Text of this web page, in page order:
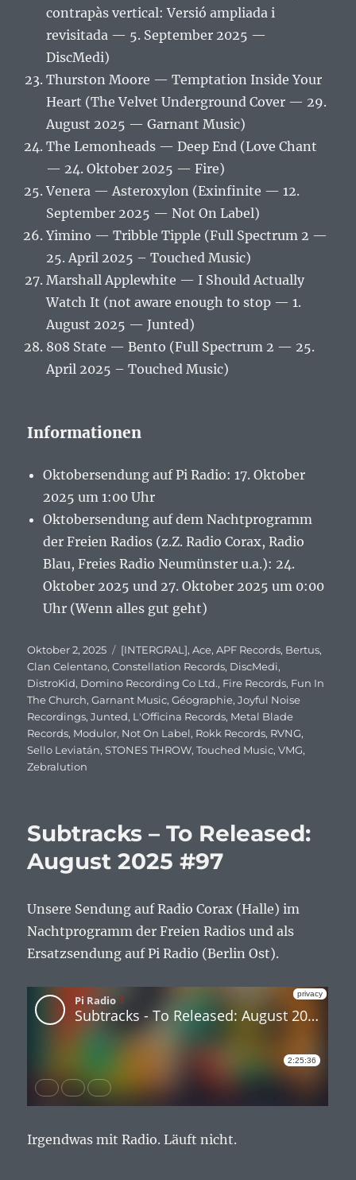
contrapàs vertical: Versió ampliada i
revisitada — 5. September 2025 —
DiscMedi)
Thurston Moore — Temptation Inside Your
Heart (The Velvet Underground Cover — 29.
August 2025 — Garnant Music)
The Lemonheads — Deep End (Love Chant
— 24. Oktober 2025 — Fire)
Venera — Asteroxylon (Exinfinite — 12.
September 2025 — Not On Label)
Yimino — Tribble Tipple (Full Spectrum 2 —
25. April 2025 – Touched Music)
Marshall Applewhite — I Should Actually
Watch It (not aware enough to stop — 1.
August 2025 — Junted)
808 State — Bento (Full Spectrum 2 — 25.
April 2025 – Touched Music)
Informationen
Oktobersendung auf Pi Radio: 17. Oktober
2025 um 1:00 Uhr
Oktobersendung auf dem Nachtprogramm
der Freien Radios (z.Z. Radio Corax, Radio
Blau, Freies Radio Neumünster u.a.): 24.
Oktober 2025 und 27. Oktober 2025 um 0:00
Uhr (Wenn alles gut geht)
Veröffentlicht
am
Oktober 2, 2025 Schlagwörter
[INTERGRAL],Ace,APF Records, Bertus,
Clan Celentano,Constellation Records, DiscMedi,
DistroKid, Domino Recording Co Ltd., Fire Records, Fun In
The Church,Garnant Music,Géographie,Joyful Noise
Recordings,Junted, L'Officina Records, Metal Blade
Records, Modulor, Not On Label, Rokk Records, RVNG,
Sello Leviatán,STONES THROW,Touched Music,VMG,
Zebralution
Subtracks – To Released:
August 2025 #97
Unsere Sendung auf Radio Corax (Halle) im
Nachtprogramm der Freien Radios und als
Ersatzsendung auf Pi Radio (Berlin Ost).
Irgendwas mit Radio. Läuft nicht.